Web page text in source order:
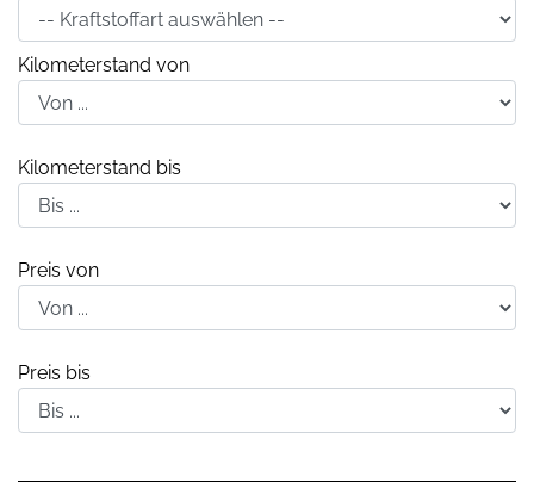
Kilometerstand von
Kilometerstand bis
Preis von
Preis bis